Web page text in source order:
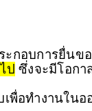
ะกอบการยื่น
ป ซึ่งจะมีโอกา
พื่อทำงานในอ